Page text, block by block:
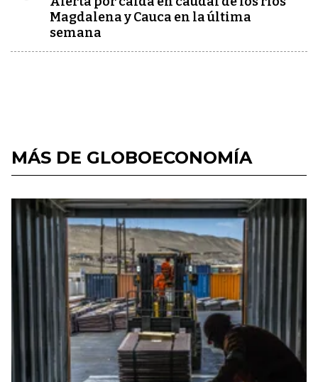
Magdalena y Cauca en la última
semana
MÁS DE GLOBOECONOMÍA